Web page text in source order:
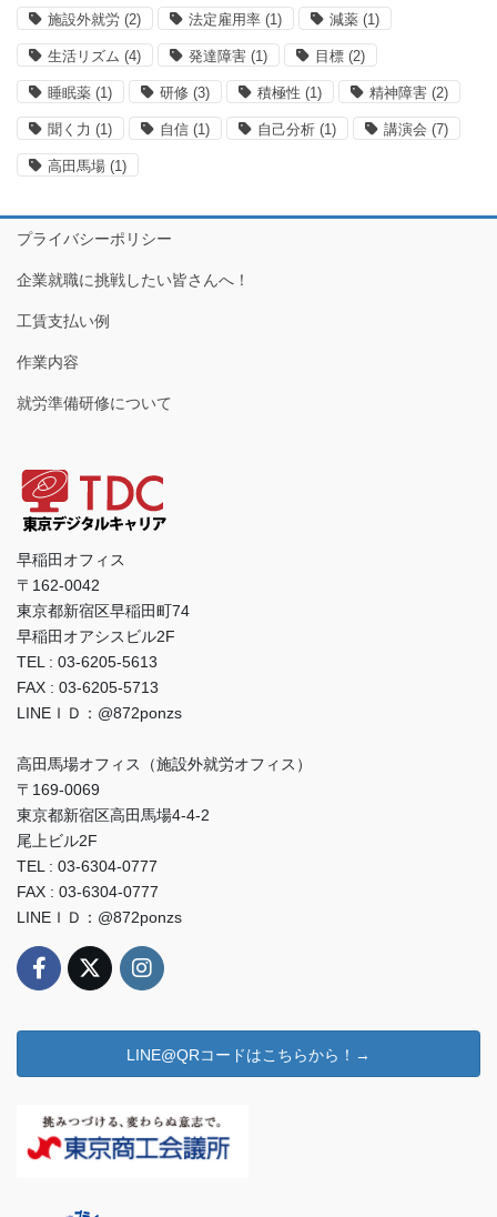
施設外就労 (2) 法定雇用率 (1) 減薬 (1)
生活リズム (4) 発達障害 (1) 目標 (2)
睡眠薬 (1) 研修 (3) 積極性 (1) 精神障害 (2)
聞く力 (1) 自信 (1) 自己分析 (1) 講演会 (7)
高田馬場 (1)
プライバシーポリシー
企業就職に挑戦したい皆さんへ！
工賃支払い例
作業内容
就労準備研修について
早稲田オフィス
〒162-0042
東京都新宿区早稲田町74
早稲田オアシスビル2F
TEL : 03-6205-5613
FAX : 03-6205-5713
LINEＩＤ：@872ponzs
高田馬場オフィス（施設外就労オフィス）
〒169-0069
東京都新宿区高田馬場4-4-2
尾上ビル2F
TEL : 03-6304-0777
FAX : 03-6304-0777
LINEＩＤ：@872ponzs
LINE@QRコードはこちらから！→